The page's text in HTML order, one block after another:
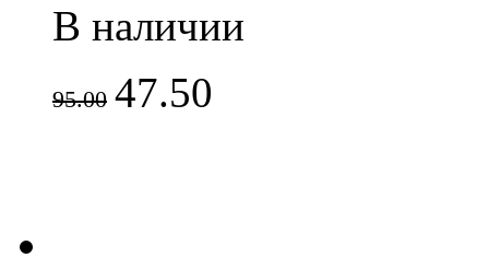
В наличии
95.00 47.50